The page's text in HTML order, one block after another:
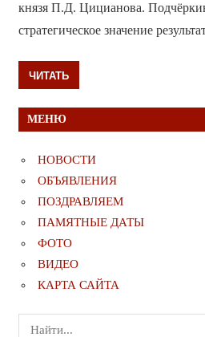
князя П.Д. Цицианова.
стратегическое значение
ЧИТАТЬ
МЕНЮ
НОВОСТИ
ОБЪЯВЛЕНИЯ
ПОЗДРАВЛЯЕМ
ПАМЯТНЫЕ ДАТЫ
ФОТО
ВИДЕО
КАРТА САЙТА
Поиск